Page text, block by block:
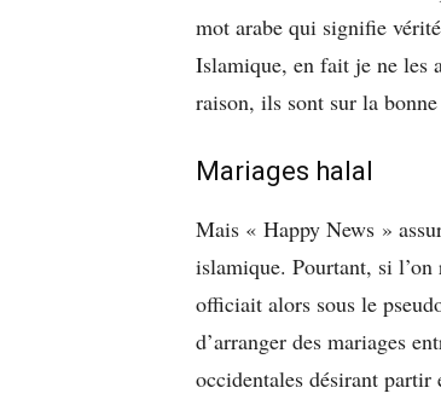
mot arabe qui signifie
Islamique, en fait je ne les
raison, ils sont sur la
Mariages halal
Mais « Happy News »
islamique. Pourtant, si l’on
officiait alors sous le
d’arranger des mariages
occidentales désirant partir